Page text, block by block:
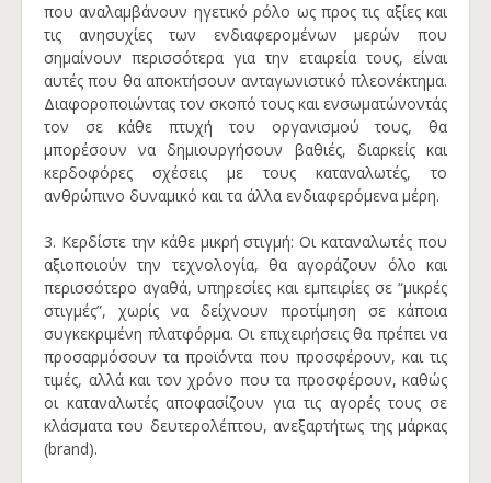
που αναλαμβάνουν ηγετικό ρόλο ως προς τις αξίες και
τις ανησυχίες των ενδιαφερομένων μερών που
σημαίνουν περισσότερα για την εταιρεία τους, είναι
αυτές που θα αποκτήσουν ανταγωνιστικό πλεονέκτημα.
Διαφοροποιώντας τον σκοπό τους και ενσωματώνοντάς
τον σε κάθε πτυχή του οργανισμού τους, θα
μπορέσουν να δημιουργήσουν βαθιές, διαρκείς και
κερδοφόρες σχέσεις με τους καταναλωτές, το
ανθρώπινο δυναμικό και τα άλλα ενδιαφερόμενα μέρη.
3. Κερδίστε την κάθε μικρή στιγμή: Οι καταναλωτές που
αξιοποιούν την τεχνολογία, θα αγοράζουν όλο και
περισσότερο αγαθά, υπηρεσίες και εμπειρίες σε “μικρές
στιγμές”, χωρίς να δείχνουν προτίμηση σε κάποια
συγκεκριμένη πλατφόρμα. Οι επιχειρήσεις θα πρέπει να
προσαρμόσουν τα προϊόντα που προσφέρουν, και τις
τιμές, αλλά και τον χρόνο που τα προσφέρουν, καθώς
οι καταναλωτές αποφασίζουν για τις αγορές τους σε
κλάσματα του δευτερολέπτου, ανεξαρτήτως της μάρκας
(brand).